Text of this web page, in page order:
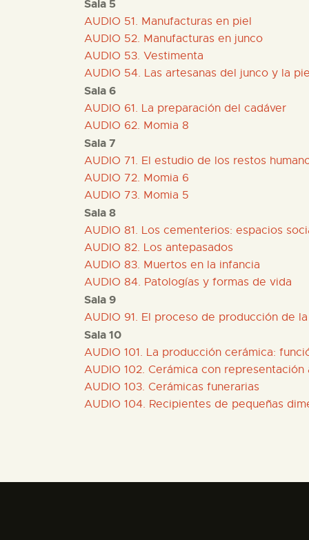
Sala 5
AUDIO 51. Manufacturas en piel
AUDIO 52. Manufacturas en junco
AUDIO 53. Vestimenta
AUDIO 54. Las artesanas del junco y la
Sala 6
AUDIO 61. La preparación del cadáver
AUDIO 62. Momia 8
Sala 7
AUDIO 71. El estudio de los restos
AUDIO 72. Momia 6
AUDIO 73. Momia 5
Sala 8
AUDIO 81. Los cementerios: espacios
AUDIO 82. Los antepasados
AUDIO 83. Muertos en la infancia
AUDIO 84. Patologías y formas de vida
Sala 9
AUDIO 91. El proceso de producción de
Sala 10
AUDIO 101. La producción cerámica:
AUDIO 102. Cerámica con representación
AUDIO 103. Cerámicas funerarias
AUDIO 104. Recipientes de pequeñas